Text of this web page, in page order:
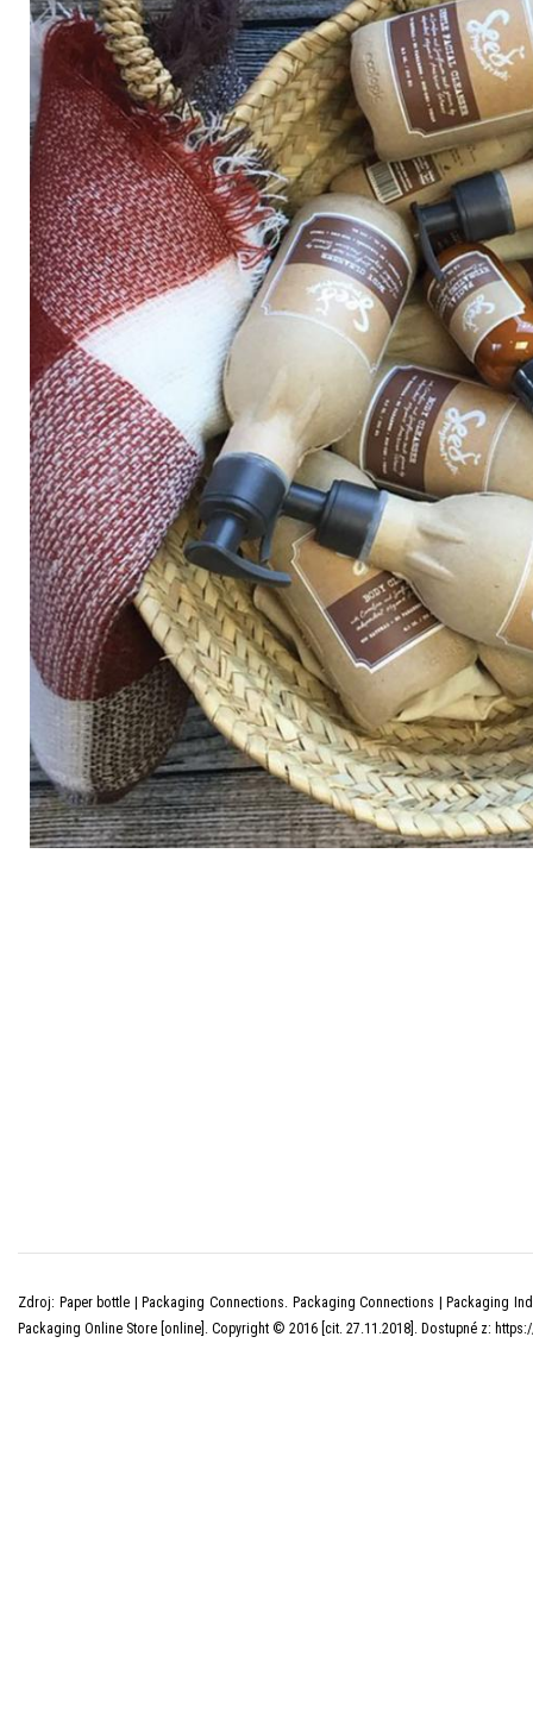
Zdroj: Paper bottle | Packaging Connections. Packaging Connections | Packaging
Packaging Online Store [online]. Copyright © 2016 [cit. 27.11.2018]. Dostupné z: